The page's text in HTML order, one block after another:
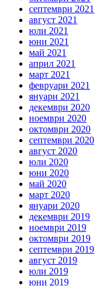
септември 2021
август 2021
юли 2021
юни 2021
май 2021
април 2021
март 2021
февруари 2021
януари 2021
декември 2020
ноември 2020
октомври 2020
септември 2020
август 2020
юли 2020
юни 2020
май 2020
март 2020
януари 2020
декември 2019
ноември 2019
октомври 2019
септември 2019
август 2019
юли 2019
юни 2019